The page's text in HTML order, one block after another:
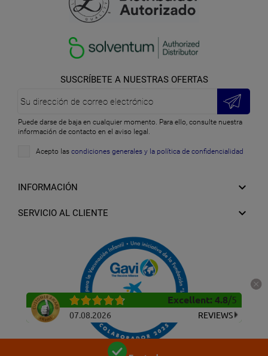
SUSCRÍBETE A NUESTRAS OFERTAS
Puede darse de baja en cualquier momento. Para ello, consulte nuestra
información de contacto en el aviso legal.
Acepto las condiciones generales y la política de confidencialidad
INFORMACIÓN 
SERVICIO AL CLIENTE 
Excellent: 4.8/5
07.08.2026 REVIEWS